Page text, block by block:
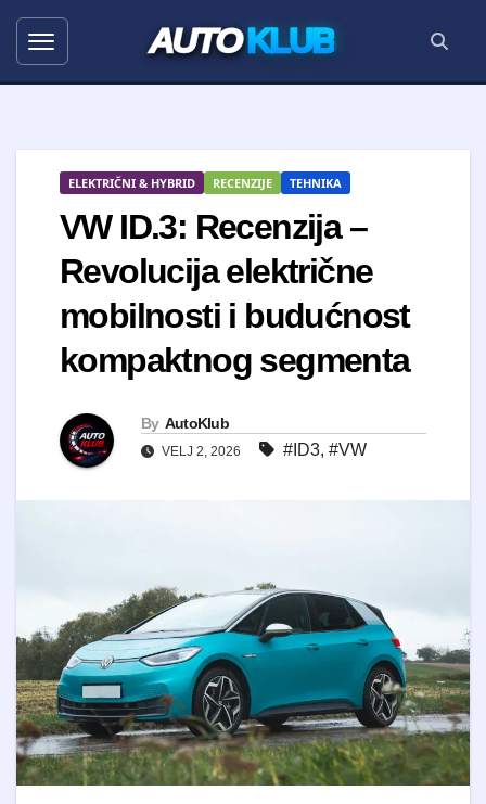
AUTOKLUB
ELEKTRIČNI & HYBRID RECENZIJE TEHNIKA
VW ID.3: Recenzija –
Revolucija električne
mobilnosti i budućnost
kompaktnog segmenta
By AutoKlub
VELJ 2, 2026 #ID3, #VW